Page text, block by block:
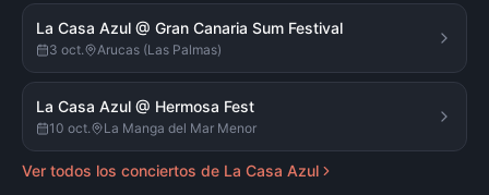
La Casa Azul @ Gran Canaria Sum Festival
3 oct. Arucas (Las Palmas)
La Casa Azul @ Hermosa Fest
10 oct. La Manga del Mar Menor
Ver todos los conciertos de La Casa Azul